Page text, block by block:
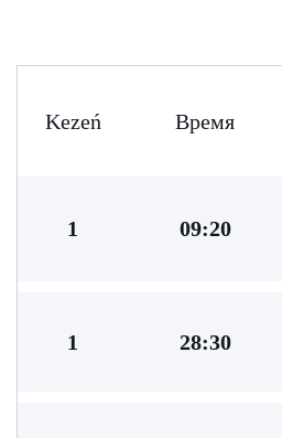
Kezeń Время
1 09:20
1 28:30